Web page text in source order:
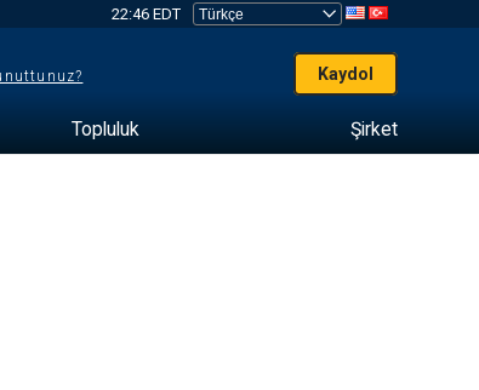
22:46 EDT
Kaydol
Topluluk Şirket